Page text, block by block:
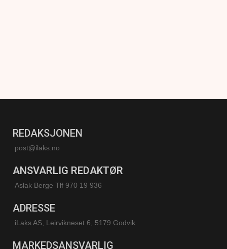
REDAKSJONEN
post@ilaks.no
ANSVARLIG REDAKTØR
Aslak Berge Tlf 970 19 936
ADRESSE
iLaks AS, Leirvikneset 6, 5179 Godvik
MARKEDSANSVARLIG